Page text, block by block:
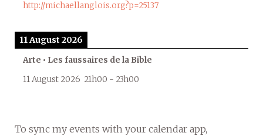
http://michaellanglois.org?p=25137
11 August 2026
Arte • Les faussaires de la Bible
11 August 2026 21h00 - 23h00
To sync my events with your calendar app,